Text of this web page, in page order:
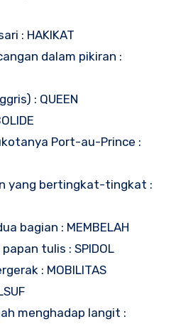
: HAKIKAT
dalam pikiran :
: QUEEN
Port-au-Prince :
yang bertingkat-tingkat :
bagian : MEMBELAH
tulis : SPIDOL
: MOBILITAS
menghadap langit :